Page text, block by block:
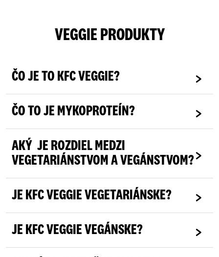
VEGGIE PRODUKTY
ČO JE TO KFC VEGGIE?
ČO TO JE MYKOPROTEÍN?
AKÝ JE ROZDIEL MEDZI
VEGETARIÁNSTVOM A VEGÁNSTVOM?
JE KFC VEGGIE VEGETARIÁNSKE?
JE KFC VEGGIE VEGÁNSKE?